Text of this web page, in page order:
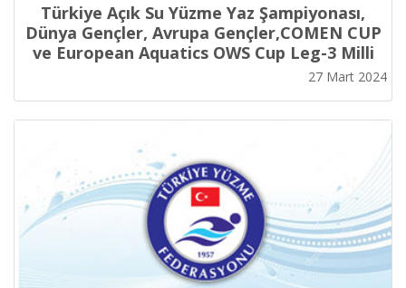
Türkiye Açık Su Yüzme Yaz Şampiyonası,
Dünya Gençler, Avrupa Gençler,COMEN CUP
ve European Aquatics OWS Cup Leg-3 Milli
Takım Seçme Yarışları (DENİZ)27 Mart 2024